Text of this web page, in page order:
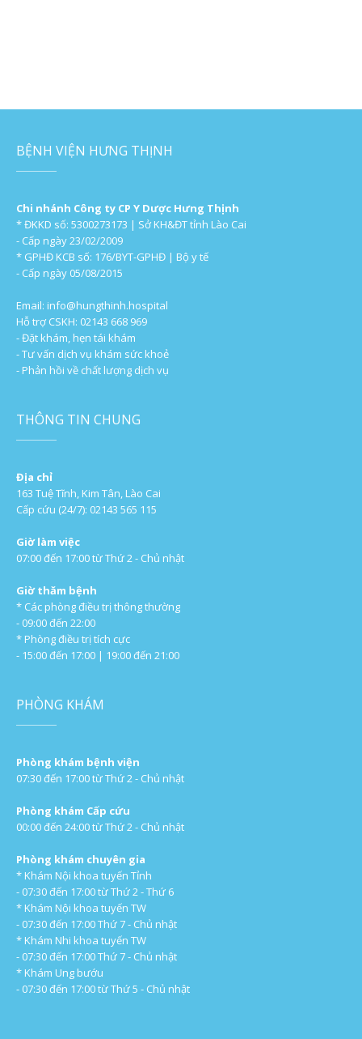
BỆNH VIỆN HƯNG THỊNH
Chi nhánh Công ty CP Y Dược Hưng Thịnh
* ĐKKD số: 5300273173 | Sở KH&ĐT tỉnh Lào Cai
- Cấp ngày 23/02/2009
* GPHĐ KCB số: 176/BYT-GPHĐ | Bộ y tế
- Cấp ngày 05/08/2015
Email: info@hungthinh.hospital
Hỗ trợ CSKH: 02143 668 969
- Đặt khám, hẹn tái khám
- Tư vấn dịch vụ khám sức khoẻ
- Phản hồi về chất lượng dịch vụ
THÔNG TIN CHUNG
Địa chỉ
163 Tuệ Tĩnh, Kim Tân, Lào Cai
Cấp cứu (24/7): 02143 565 115
Giờ làm việc
07:00 đến 17:00 từ Thứ 2 - Chủ nhật
Giờ thăm bệnh
* Các phòng điều trị thông thường
- 09:00 đến 22:00
* Phòng điều trị tích cực
- 15:00 đến 17:00 | 19:00 đến 21:00
PHÒNG KHÁM
Phòng khám bệnh viện
07:30 đến 17:00 từ Thứ 2 - Chủ nhật
Phòng khám Cấp cứu
00:00 đến 24:00 từ Thứ 2 - Chủ nhật
Phòng khám chuyên gia
* Khám Nội khoa tuyến Tỉnh
- 07:30 đến 17:00 từ Thứ 2 - Thứ 6
* Khám Nội khoa tuyến TW
- 07:30 đến 17:00 Thứ 7 - Chủ nhật
* Khám Nhi khoa tuyến TW
- 07:30 đến 17:00 Thứ 7 - Chủ nhật
* Khám Ung bướu
- 07:30 đến 17:00 từ Thứ 5 - Chủ nhật